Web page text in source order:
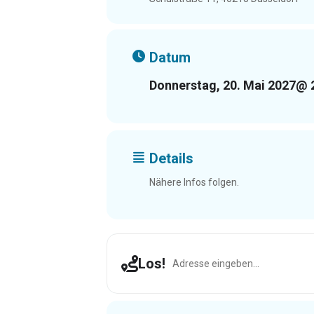
Datum
Donnerstag, 20. Mai 2027@
Details
Nähere Infos folgen.
Los! Address - Düsseldorf